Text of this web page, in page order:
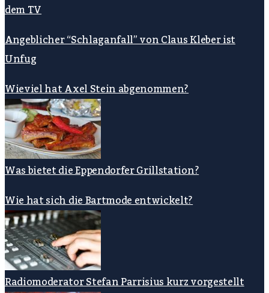
dem TV
Angeblicher “Schlaganfall” von Claus Kleber ist
Unfug
Wieviel hat Axel Stein abgenommen?
Was bietet die Eppendorfer Grillstation?
Wie hat sich die Bartmode entwickelt?
Radiomoderator Stefan Parrisius kurz vorgestellt